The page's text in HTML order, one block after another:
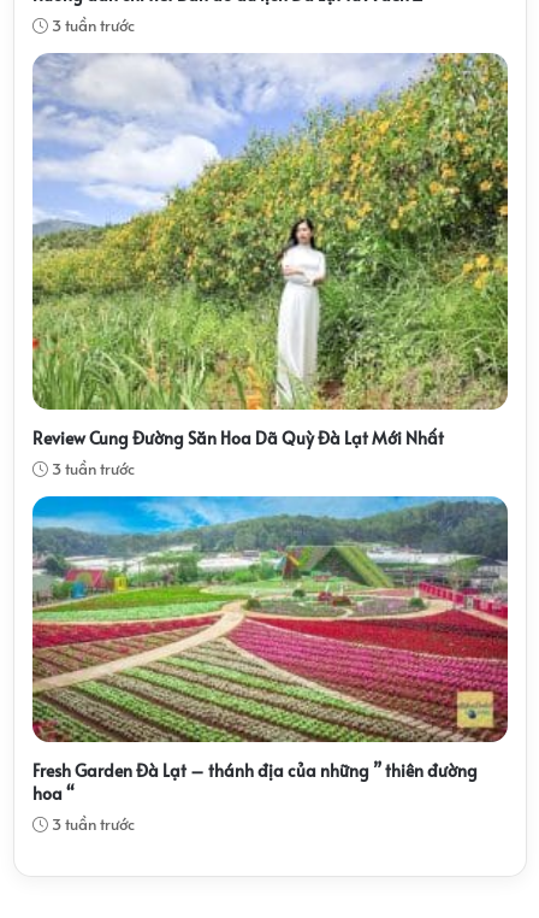
3 tuần trước
Review Cung Đường Săn Hoa Dã Quỳ Đà Lạt Mới Nhất
3 tuần trước
Fresh Garden Đà Lạt – thánh địa của những ” thiên đường
hoa “
3 tuần trước